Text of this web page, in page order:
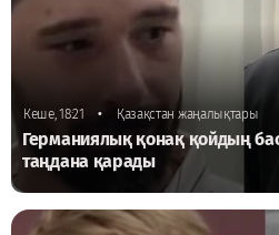
Кеше, 18:21 • Қазақстан жаңалықтары
Германиялық қонақ қойдың
таңдана қарады